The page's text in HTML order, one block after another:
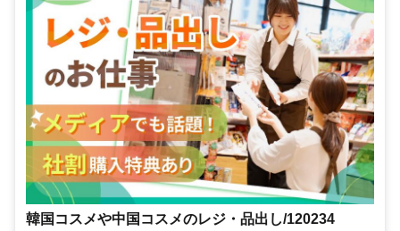
韓国コスメや中国コスメのレジ・品出し/120234